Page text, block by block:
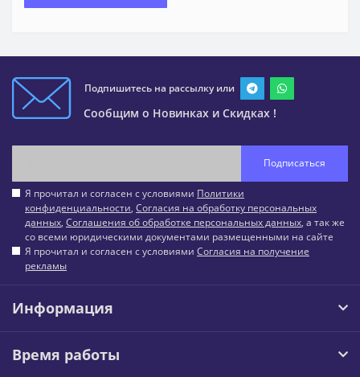
Подпишитесь на рассылку или
Сообщим о Новинках и Скидках !
Подписаться
Я прочитал и согласен с условиями Политики
конфиденциальности, Согласия на обработку персональных
данных, Соглашения об обработке персональных данных, а так же
со всеми юридическими документами размещенными на сайте
Я прочитал и согласен с условиями Согласия на получение
рекламы
Информация
Время работы